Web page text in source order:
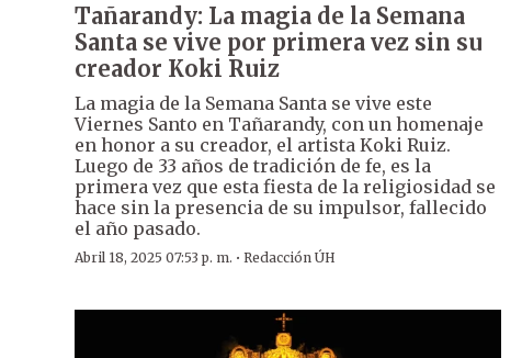
Tañarandy: La magia de la Semana
Santa se vive por primera vez sin su
creador Koki Ruiz
La magia de la Semana Santa se vive este
Viernes Santo en Tañarandy, con un homenaje
en honor a su creador, el artista Koki Ruiz.
Luego de 33 años de tradición de fe, es la
primera vez que esta fiesta de la religiosidad se
hace sin la presencia de su impulsor, fallecido
el año pasado.
Abril 18, 2025 07:53 p. m. · Redacción ÚH